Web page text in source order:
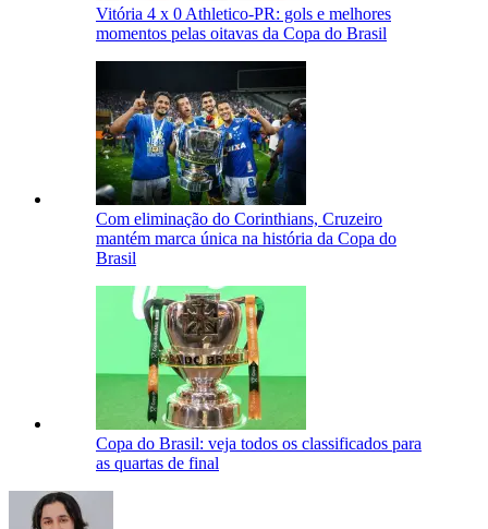
Vitória 4 x 0 Athletico-PR: gols e melhores
momentos pelas oitavas da Copa do Brasil
Com eliminação do Corinthians, Cruzeiro
mantém marca única na história da Copa do
Brasil
Copa do Brasil: veja todos os classificados para
as quartas de final